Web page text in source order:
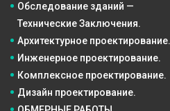
Обследование зданий —
Технические Заключения.
Архитектурное проектирование.
Инженерное проектирование.
Комплексное проектирование.
Дизайн проектирование.